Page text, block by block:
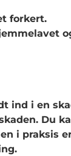
forkert.
ind i en
Du
i praksis